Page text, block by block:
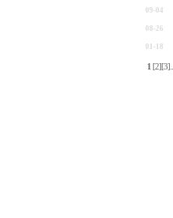
09-04
08-26
01-18
1 [2][3]